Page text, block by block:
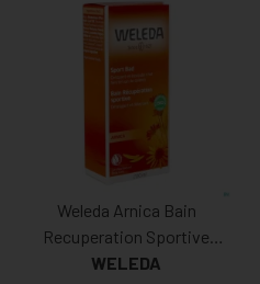
Weleda Arnica Bain
Recuperation Sportive
200ml
WELEDA